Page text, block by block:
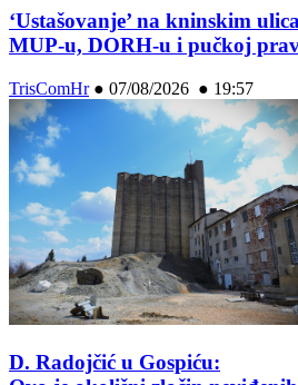
‘Ustašovanje’ na kninskim
MUP-u, DORH-u i pučkoj
TrisComHr● 07/08/2026 ● 19:57
D. Radojčić u Gospiću: